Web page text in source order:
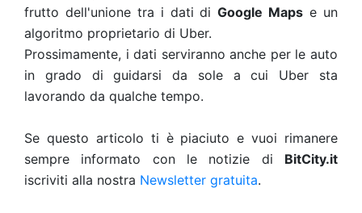
frutto dell'unione tra i dati diGoogle Maps e un
algoritmo proprietario di Uber.
Prossimamente, i dati serviranno anche per le auto
in grado di guidarsi da sole a cui Uber sta
lavorando da qualche tempo.
Se questo articolo ti è piaciuto e vuoi rimanere
sempre informato con le notizie di BitCity.it
iscriviti alla nostra Newsletter gratuita.